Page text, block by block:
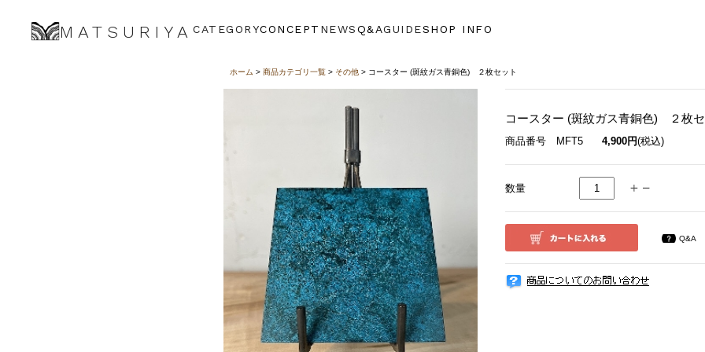
MATSURIYA CATEGORYCONCEPT NEWSQ&AGUIDESHOP INFO
ホーム > 商品カテゴリ一覧> その他> コースター (斑紋ガス青銅色) ２枚セット
コースター (斑紋ガス青銅色) ２枚
商品番号 MFT5 4,900円(税込)
数量
Q&A